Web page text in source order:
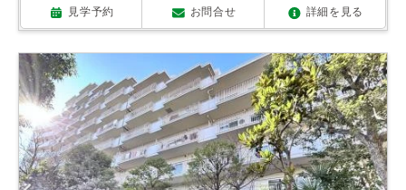
見学予約 お問合せ 詳細を見る